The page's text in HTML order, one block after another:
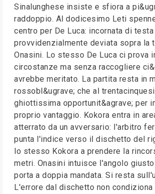
Sinalunghese insiste e sfiora a
raddoppio. Al dodicesimo Leti
centro per De Luca: incornata di testa
provvidenzialmente deviata sopra la
Onasini. Lo stesso De Luca ci prova
circostanze ma senza raccogliere
avrebbe meritato. La partita resta in
rossobl&ugrave; che al
ghiottissima opportunit&agrave; per
proprio vantaggio. Kokora entra in
atterrato da un avversario: l'arbitro
punta l'indice verso il dischetto del
lo stesso Kokora a prendere la
metri. Onasini intuisce l'angolo
porta a doppia mandata. Si resta
L'errore dal dischetto non condiziona